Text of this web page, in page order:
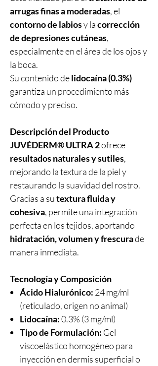
arrugas finas a moderadas, el
contorno de labiosy lacorrección
de depresiones cutáneas,
especialmente en el área de los ojos y
la boca.
Su contenido delidocaína (0.3%)
garantiza un procedimiento más
cómodo y preciso.
Descripción del Producto
JUVÉDERM® ULTRA 2ofrece
resultados naturales y sutiles,
mejorando la textura de la piel y
restaurando la suavidad del rostro.
Gracias a sutextura fluida y
cohesiva, permite una integración
perfecta en los tejidos, aportando
hidratación, volumen y frescurade
manera inmediata.
Tecnología y Composición
Ácido Hialurónico: 24 mg/ml
(reticulado, origen no animal)
Lidocaína:0.3% (3 mg/ml)
Tipo de Formulación: Gel
viscoelástico homogéneo para
inyección en dermis superficial o